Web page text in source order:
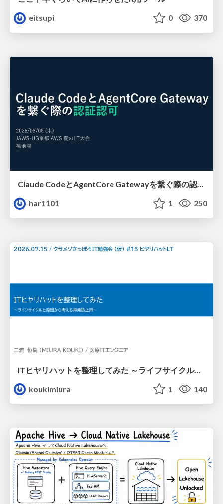
eitsupi
0 370
Claude CodeとAgentCore Gatewayを繋ぐ際の認証認可 / Authentication and authorization when connecting Claude Code with AgentCore Gateway
har1101
1 250
ITヒヤリハットを整理してみた ～ライフサイクルと原因から考える再発防止策～
koukimiura
1 140